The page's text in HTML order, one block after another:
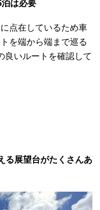
は必要
点在しているため車
を端から端まで巡る
良いルートを確認して
る展望台がたくさんあ